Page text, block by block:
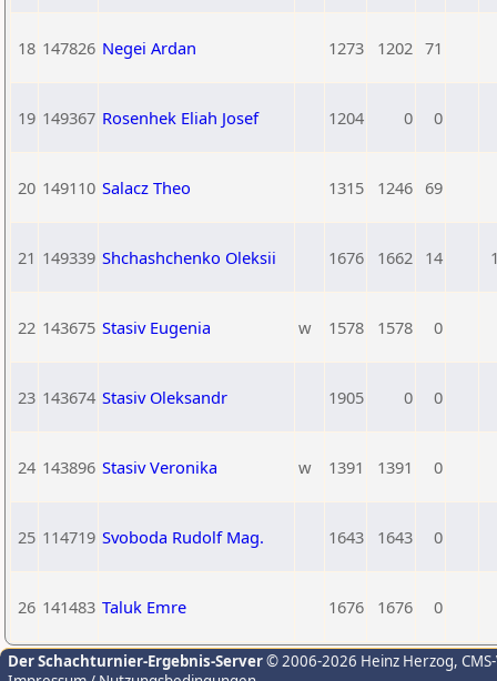
18 147826 Negei Ardan 1273 1202 71
19 149367 Rosenhek Eliah Josef 1204 0 0
20 149110 Salacz Theo 1315 1246 69
21 149339 Shchashchenko Oleksii 1676 1662 14
22 143675 Stasiv Eugenia w 1578 1578 0
23 143674 Stasiv Oleksandr 1905 0 0
24 143896 Stasiv Veronika w 1391 1391 0
25 114719 Svoboda Rudolf Mag. 1643 1643 0
26 141483 Taluk Emre 1676 1676 0
Der Schachturnier-Ergebnis-Server© 2006-2026 Heinz Herzog,